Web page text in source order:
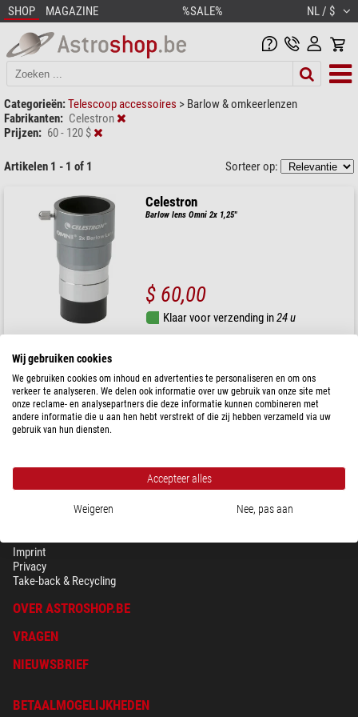
SHOP MAGAZINE %SALE% NL / $
Categorieën:Telescoop accessoires > Barlow & omkeerlenzen
Fabrikanten: Celestron
Prijzen: 60 - 120 $
Artikelen 1 - 1 of 1 Sorteer op:
Celestron
Barlow lens Omni 2x 1,25"
$ 60,00
Klaar voor verzending in24 u
Imprint
Privacy
Take-back & Recycling
OVER ASTROSHOP.BE
VRAGEN
NIEUWSBRIEF
BETAALMOGELIJKHEDEN
Wij gebruiken cookies
We gebruiken cookies om inhoud en advertenties te personaliseren en om ons
verkeer te analyseren. We delen ook informatie over uw gebruik van onze site met
onze reclame- en analysepartners die deze informatie kunnen combineren met
andere informatie die u aan hen hebt verstrekt of die zij hebben verzameld via uw
gebruik van hun diensten.
Accepteer alles
Weigeren Nee, pas aan